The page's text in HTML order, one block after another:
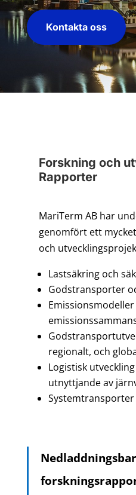
Kontakta oss
Forskning och
Rapporter
MariTerm AB har
genomfört ett
och
Lastsäkring och
Godstransporter
regionalt, och
Logistisk
utnyttjande av
Systemtransporter